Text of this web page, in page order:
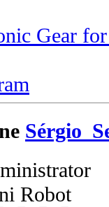
Gear
Robot